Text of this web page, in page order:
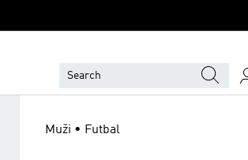
Muži • Futbal